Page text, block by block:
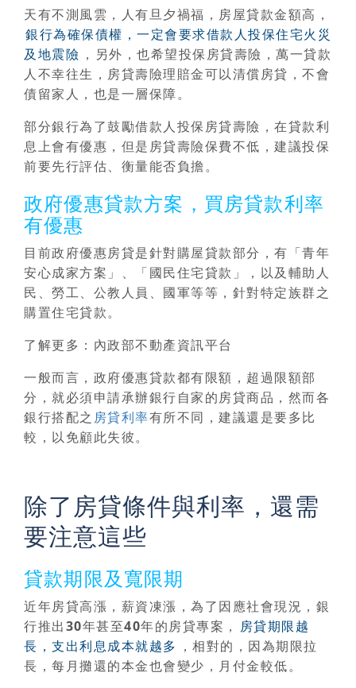
天有不測風雲，人有旦夕禍福，房屋貸款金額高，
銀行為確保債權，一定會要求借款人投保住宅火災
及地震險 ，另外，也希望投保房貸壽險，萬一貸款
人不幸往生，房貸壽險理賠金可以清償房貸，不會
債留家人，也是一層保障。
部分銀行為了鼓勵借款人投保房貸壽險，在貸款利
息上會有優惠，但是房貸壽險保費不低，建議投保
前要先行評估、衡量能否負擔。
政府優惠貸款方案，買房貸款利率
有優惠
目前政府優惠房貸是針對購屋貸款部分，有「青年
安心成家方案」、「國民住宅貸款」，以及輔助人
民、勞工、公教人員、國軍等等，針對特定族群之
購置住宅貸款。
了解更多：內政部不動產資訊平台
一般而言，政府優惠貸款都有限額，超過限額部
分，就必須申請承辦銀行自家的房貸商品，然而各
銀行搭配之 房貸利率有所不同，建議還是要多比
較，以免顧此失彼。
除了房貸條件與利率，還需
要注意這些
貸款期限及寬限期
近年房貸高漲，薪資凍漲，為了因應社會現況，銀
行推出30年甚至40年的房貸專案 ， 房貸期限越
長，支出利息成本就越多 ，相對的，因為期限拉
長，每月攤還的本金也會變少，月付金較低。